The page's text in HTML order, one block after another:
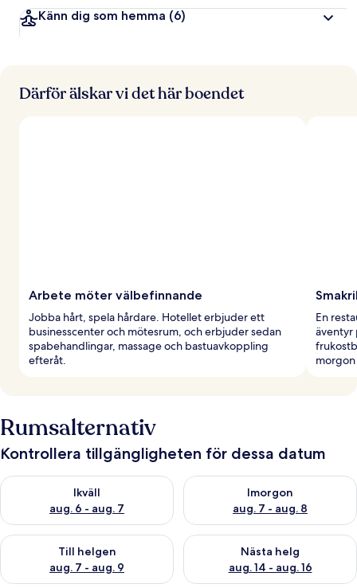
n
Känn dig som hemma (6)
Därför älskar vi det här boendet
Arbete möter välbefinnande
Jobba hårt, spela hårdare. Hotellet erbjuder ett
businesscenter och mötesrum, och erbjuder sedan
spabehandlingar, massage och bastuavkoppling
efteråt.
En
äventyr
Rumsalternativ
Kontrollera tillgängligheten för dessa datum
Ikväll
aug. 6 - aug. 7
Kontrollera tillgängligheten för ikväll aug. 6 - aug. 7
Imorgon
aug. 7 - aug. 8
Kontrollera tillgängligheten
Till helgen
aug. 7 - aug. 9
Kontrollera tillgängligheten för den här helgen aug. 7 - aug. 9
Nästa helg
aug. 14 - aug. 16
Kontrollera tillgängligheten